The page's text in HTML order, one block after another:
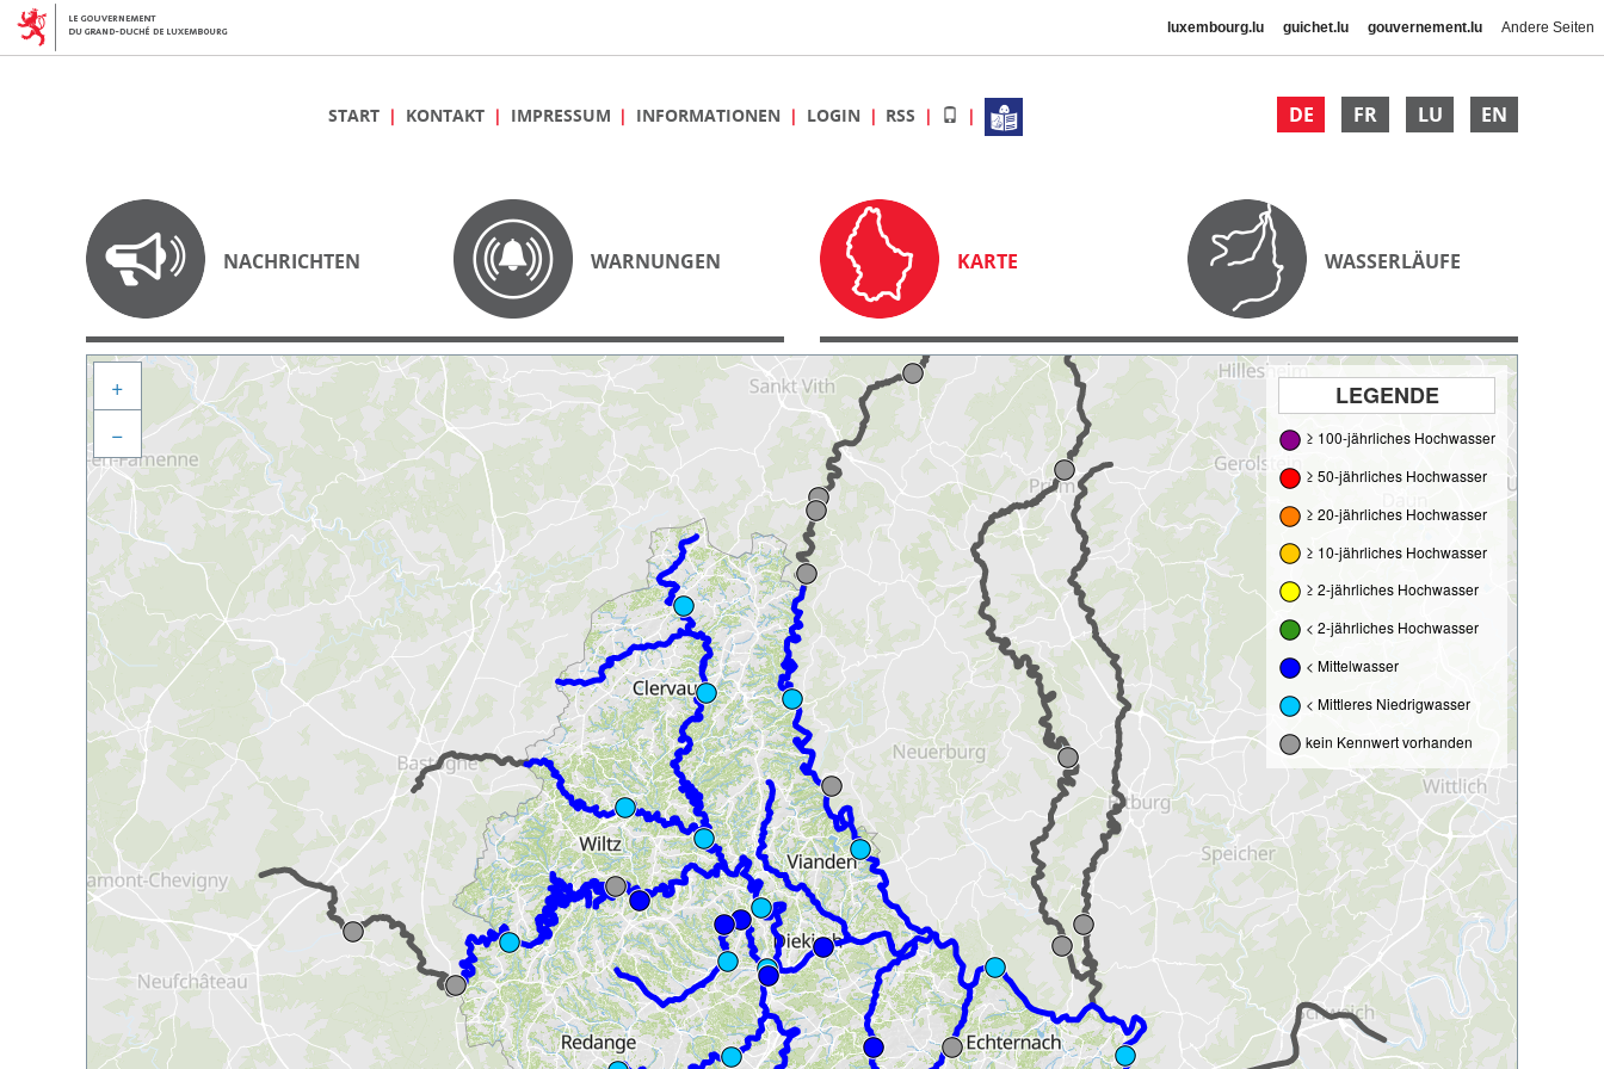
luxembourg.lu guichet.lu gouvernement.lu Andere Seiten
DE FR LU EN
START KONTAKT IMPRESSUM INFORMATIONEN LOGIN RSS
NACHRICHTEN WARNUNGEN KARTE WASSERLÄUFE
LEGENDE
≥ 100-jährliches Hochwasser
≥ 50-jährliches Hochwasser
≥ 20-jährliches Hochwasser
≥ 10-jährliches Hochwasser
≥ 2-jährliches Hochwasser
< 2-jährliches Hochwasser
< Mittelwasser
< Mittleres Niedrigwasser
kein Kennwert vorhanden
+
−